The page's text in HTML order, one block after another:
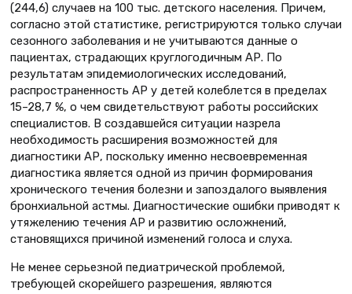
(244,6) случаев на 100 тыс. детского населения. Причем,
согласно этой статистике, регистрируются только случаи
сезонного заболевания и не учитываются данные о
пациентах, страдающих круглогодичным АР. По
результатам эпидемиологических исследований,
распространенность АР у детей колеблется в пределах
15–28,7 %, о чем свидетельствуют работы российских
специалистов. В создавшейся ситуации назрела
необходимость расширения возможностей для
диагностики АР, поскольку именно несвоевременная
диагностика является одной из причин формирования
хронического течения болезни и запоздалого выявления
бронхиальной астмы. Диагностические ошибки приводят к
утяжелению течения АР и развитию осложнений,
становящихся причиной изменений голоса и слуха.
Не менее серьезной педиатрической проблемой,
требующей скорейшего разрешения, являются